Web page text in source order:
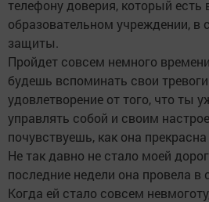
телефону доверия, который есть
образовательном учреждении, в
защиты.
Пройдет совсем немного
будешь вспоминать свои
удовлетворение от того, что ты
управлять собой и своим
почувствуешь, как она
Не так давно не стало моей
последние недели она провела
Когда ей стало совсем